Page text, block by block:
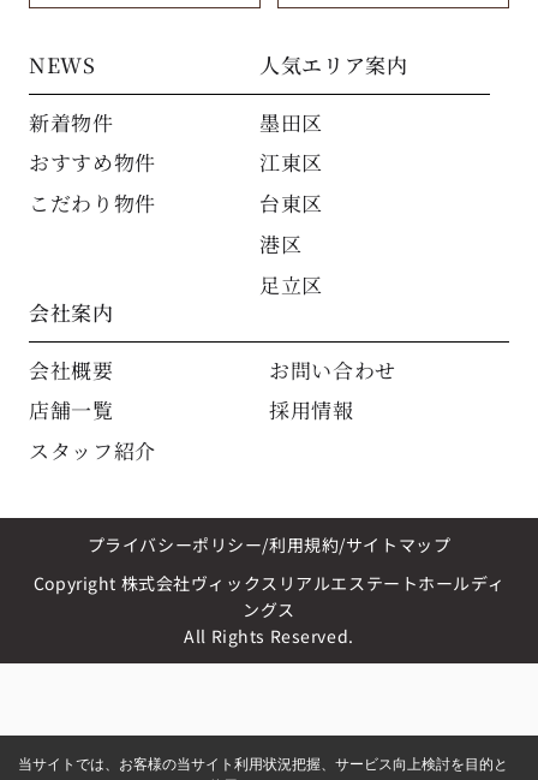
NEWS
新着物件
おすすめ物件
こだわり物件
人気エリア案内
墨田区
江東区
台東区
港区
足立区
会社案内
会社概要
店舗一覧
スタッフ紹介
お問い合わせ
採用情報
プライバシーポリシー 利用規約 サイトマップ
Copyright 株式会社ヴィックスリアルエステートホールディ
ングス
All Rights Reserved.
当サイトでは、お客様の当サイト利用状況把握、サービス向上検討を目的と